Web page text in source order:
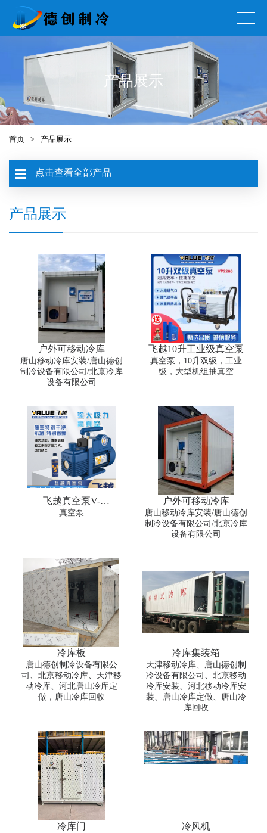
产品展示
首页 > 产品展示
点击查看全部产品
产品展示
户外可移动冷库
唐山移动冷库安装/唐山德创
制冷设备有限公司/北京冷库
设备有限公司
飞越10升工业级真空泵
真空泵，10升双级，工业
级，大型机组抽真空
飞越真空泵V-
i120SV/i140/i240/i180/i280/i125
真空泵
户外可移动冷库
唐山移动冷库安装/唐山德创
制冷设备有限公司/北京冷库
设备有限公司
冷库板
唐山德创制冷设备有限公
司、北京移动冷库、天津移
动冷库、河北唐山冷库定
做，唐山冷库回收
冷库集装箱
天津移动冷库、唐山德创制
冷设备有限公司、北京移动
冷库安装、河北移动冷库安
装、唐山冷库定做、唐山冷
库回收
冷库门 冷风机